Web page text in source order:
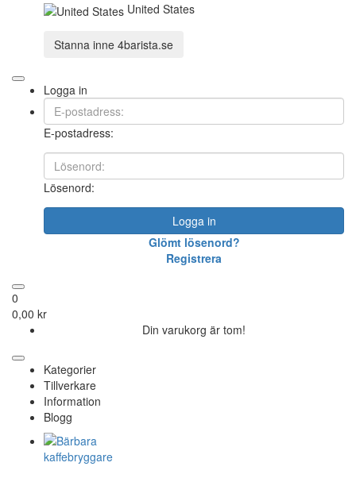
United States
Stanna inne 4barista.se
Logga in
E-postadress:
Lösenord:
Logga in
Glömt lösenord?
Registrera
0
0,00 kr
Din varukorg är tom!
Kategorier
Tillverkare
Information
Blogg